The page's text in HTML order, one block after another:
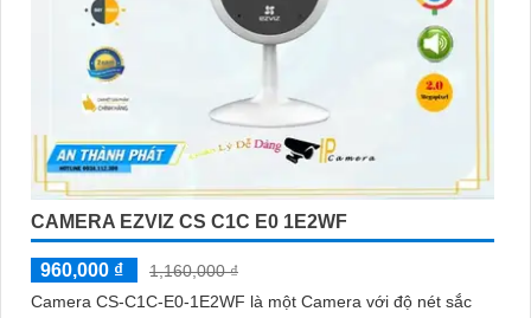
CAMERA EZVIZ CS C1C E0 1E2WF
960,000 ₫
1,160,000 ₫
Camera CS-C1C-E0-1E2WF là một Camera với độ nét sắc